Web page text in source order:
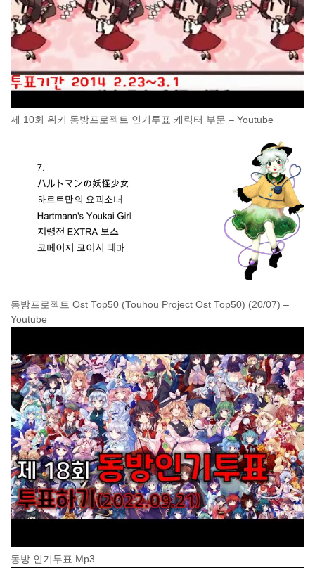
제 10회 위키 동방프로젝트 인기투표 캐릭터 부문 – Youtube
동방프로젝트 Ost Top50 (Touhou Project Ost Top50) (20/07) –
Youtube
동방 인기투표 Mp3